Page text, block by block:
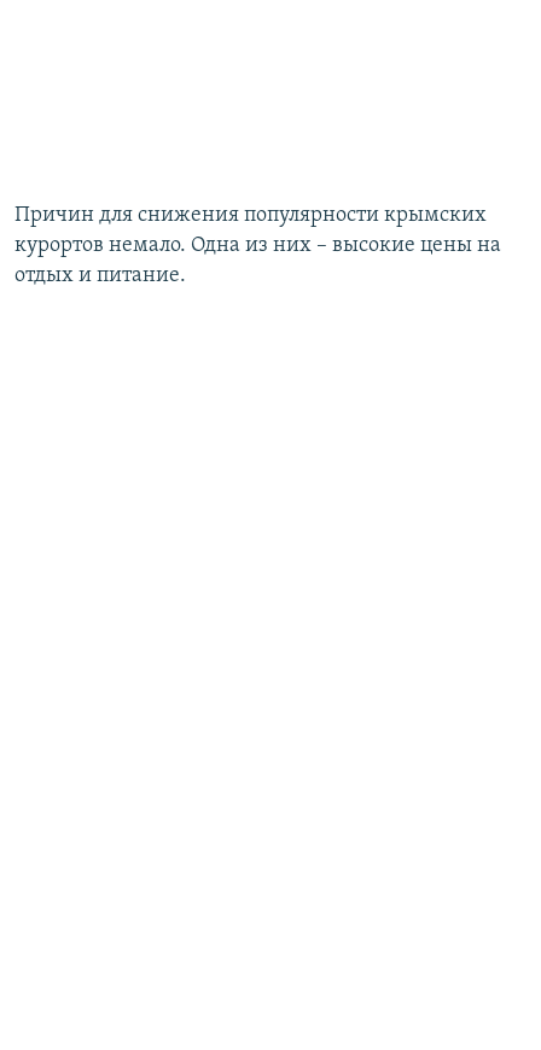
Причин для снижения популярности крымских
курортов немало. Одна из них – высокие цены на
отдых и питание.